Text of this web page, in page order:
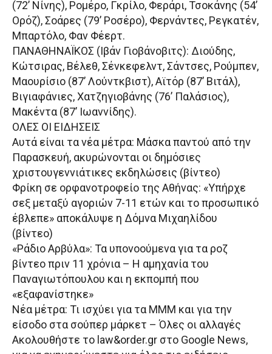
(72’ Νίνης), Ρομέρο, Γκρίλο, Φεράρι, Τσοκάνης (54’
Ορόζ), Σοάρες (79’ Ροσέρο), Φερνάντες, Ρεγκατέν,
Μπαρτόλο, Φαν Φέερτ.
ΠΑΝΑΘΗΝΑΪΚΟΣ (Ιβάν Γιοβάνοβιτς): Διούδης,
Κώτσιρας, Βέλεθ, Σένκεφελντ, Σάντσες, Ρούμπεν,
Μαουρίσιο (87’ Λούντκβιστ), Αϊτόρ (87’ Βιτάλ),
Βιγιαφάνιες, Χατζηγιοβάνης (76’ Παλάσιος),
Μακέντα (87’ Ιωαννίδης).
ΟΛΕΣ ΟΙ ΕΙΔΗΣΕΙΣ
Αυτά είναι τα νέα μέτρα: Μάσκα παντού από την
Παρασκευή, ακυρώνονται οι δημόσιες
χριστουγεννιάτικες εκδηλώσεις (βίντεο)
Φρίκη σε ορφανοτροφείο της Αθήνας: «Υπήρχε
σεξ μεταξύ αγοριών 7-11 ετών και το προσωπικό
έβλεπε» αποκάλυψε η Δόμνα Μιχαηλίδου
(βίντεο)
«Ράδιο Αρβύλα»: Τα υπονοούμενα για τα ροζ
βίντεο πριν 11 χρόνια – Η αμηχανία του
Παναγιωτόπουλου και η εκπομπή που
«εξαφανίστηκε»
Νέα μέτρα: Τι ισχύει για τα ΜΜΜ και για την
είσοδο στα σούπερ μάρκετ – Όλες οι αλλαγές
Ακολουθήστε το law&order.gr στο Google News,